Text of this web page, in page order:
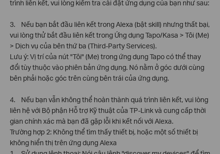
trình liên kết, vui lòng kiểm tra cài đặt ứng dụng của bạn như sau:
3. Nếu bạn bắt đầu liên kết trong Alexa (bật skill) nhưng thất bại,
vui lòng thử bắt đầu liên kết trong Ứng dụng Tapo/Kasa > Tôi (Me)
> Dịch vụ của bên thứ ba (Third-Party Services).
Lưu ý: Vị trí của nút "Tôi" (Me) trong ứng dụng Tapo có thể thay
đổi tùy thuộc vào phiên bản ứng dụng. Nó nằm ở góc dưới cùng
bên phải hoặc góc trên cùng bên trái của ứng dụng.
4. Nếu bạn vẫn không thể hoàn thành quá trình liên kết, vui lòng
liên hệ với Bộ phận Hỗ trợ Kỹ thuật của TP-Link và cung cấp thời
gian chính xác mà bạn đã gặp lỗi khi kết nối với Alexa.
Trường hợp 2: Không thể tìm thấy thiết bị, hoặc một số thiết bị
không hiển thị trên ứng dụng Alexa